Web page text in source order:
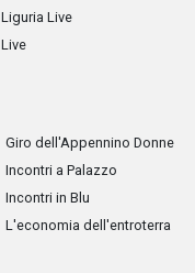
Liguria Live
Live
Giro dell'Appennino Donne
Incontri a Palazzo
Incontri in Blu
L'economia dell'entroterra